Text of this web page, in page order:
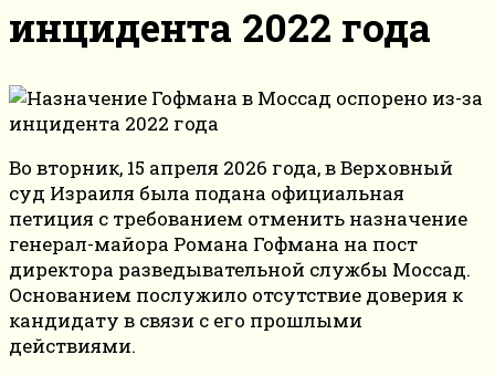
инцидента 2022 года
Во вторник, 15 апреля 2026 года, в Верховный
суд Израиля была подана официальная
петиция с требованием отменить назначение
генерал-майора Романа Гофмана на пост
директора разведывательной службы Моссад.
Основанием послужило отсутствие доверия к
кандидату в связи с его прошлыми
действиями.